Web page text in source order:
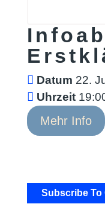
Datum 22.
Uhrzeit
Mehr Info
Subscribe To